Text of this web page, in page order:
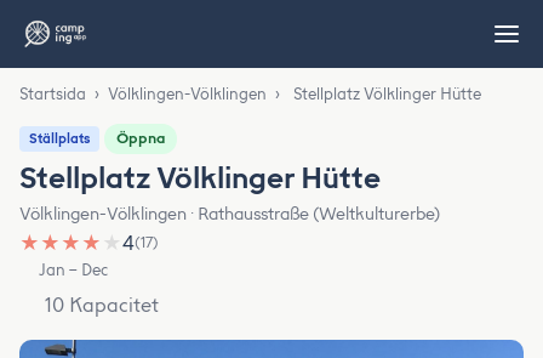
Startsida › Völklingen-Völklingen › Stellplatz Völklinger Hütte
Ställplats Öppna
Stellplatz Völklinger Hütte
Völklingen-Völklingen · Rathausstraße (Weltkulturerbe)
★ ★ ★ ★ ★4(17)
Jan – Dec
10 Kapacitet